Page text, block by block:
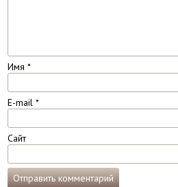
Имя *
E-mail *
Сайт